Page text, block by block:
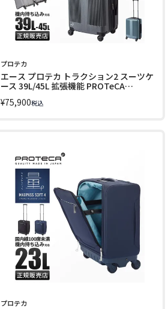
プロテカ
エース プロテカ トラクション2 スーツケ
ース 39L/45L 拡張機能 PROTeCA
¥75,900税込
プロテカ